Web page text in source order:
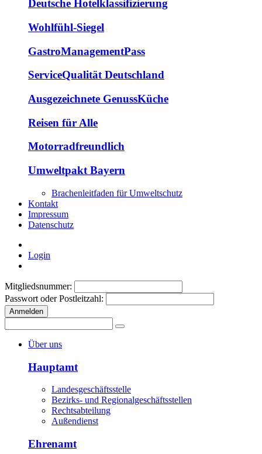
Deutsche Hotelklassifizierung
Wohlfühl-Siegel
GastroManagementPass
ServiceQualität Deutschland
Ausgezeichnete GenussKüche
Reisen für Alle
Motorradfreundlich
Umweltpakt Bayern
Brachenleitfaden für Umweltschutz
Kontakt
Impressum
Datenschutz
Login
Mitgliedsnummer:
Passwort oder Postleitzahl:
Anmelden
Über uns
Hauptamt
Landesgeschäftsstelle
Bezirks- und Regionalgeschäftsstellen
Rechtsabteilung
Außendienst
Ehrenamt